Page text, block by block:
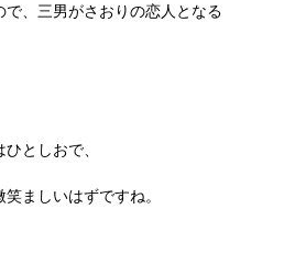
、三男がさおりの恋人となる
としおで、
ましいはずですね。